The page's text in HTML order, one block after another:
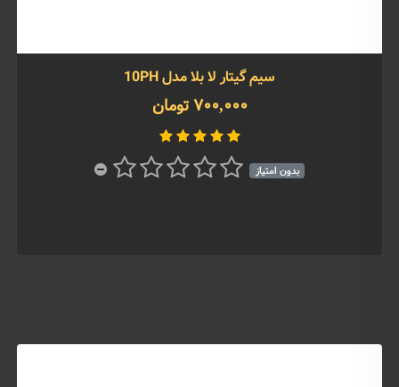
سیم گیتار لا بلا مدل 10PH
700,000 تومان
بدون امتیاز